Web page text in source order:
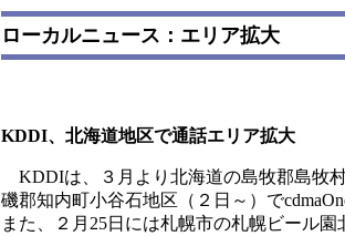
ローカルニュース：エリア拡大
KDDI、北海道地区で通話エリア拡大
KDDIは、３月より北海道の島牧郡島牧
磯郡知内町小谷石地区（２日～）で
また、２月25日には札幌市の札幌ビール